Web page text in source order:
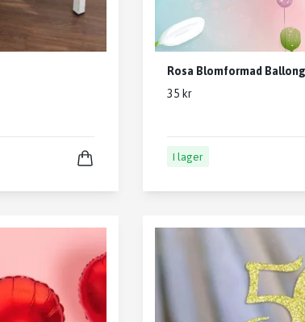
Rosa Blomformad Ballong
35 kr
I lager